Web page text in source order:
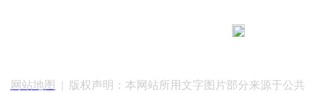
网站地图
| 版权声明：本网站所用文字图片部分来源于公共